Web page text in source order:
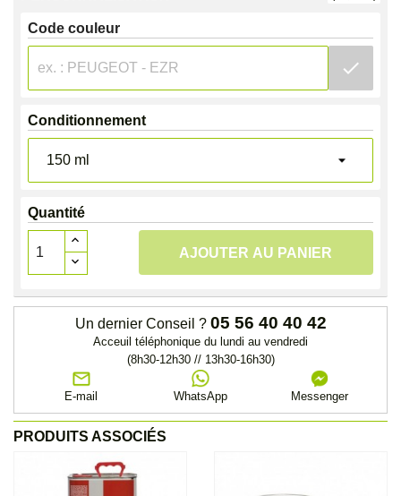
Code couleur
check
Conditionnement
Quantité
AJOUTER AU PANIER
Un dernier Conseil ? 05 56 40 40 42
Acceuil téléphonique du lundi au vendredi
(8h30-12h30 // 13h30-16h30)
E-mail WhatsApp Messenger
PRODUITS ASSOCIÉS